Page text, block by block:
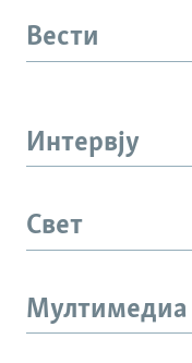
Вести
Интервју
Свет
Мултимедиа